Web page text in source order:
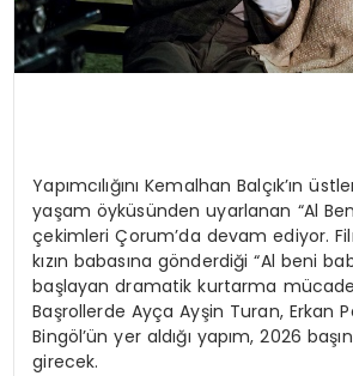
Yapımcılığını Kemalhan Balçık’ın
yaşam öyküsünden uyarlanan “Al
çekimleri Çorum’da devam ediyor.
kızın babasına gönderdiği “Al beni
başlayan dramatik kurtarma
Başrollerde Ayça Ayşin Turan, Erkan
Bingöl’ün yer aldığı yapım, 2026
girecek.